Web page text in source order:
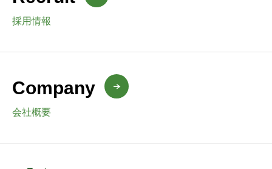
採用情報
Company
会社概要